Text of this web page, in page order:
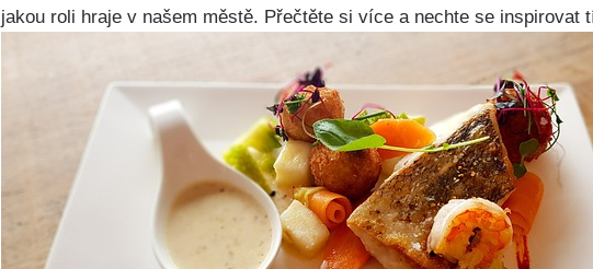
jakou roli hraje v našem městě. Přečtěte si více a nechte se